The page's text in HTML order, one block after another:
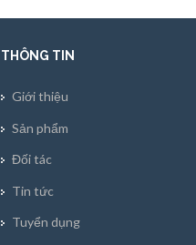
THÔNG TIN
Giới thiệu
Sản phẩm
Đối tác
Tin tức
Tuyển dụng